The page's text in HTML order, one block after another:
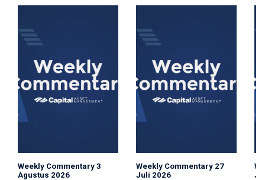
Weekly Commentary 3
Agustus 2026
Weekly Commentary 27
Juli 2026